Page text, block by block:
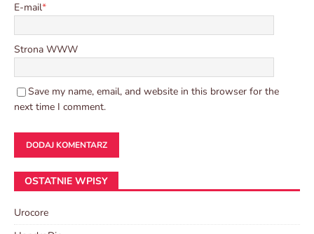
E-mail*
Strona WWW
Save my name, email, and website in this browser for the
next time I comment.
OSTATNIE WPISY
Urocore